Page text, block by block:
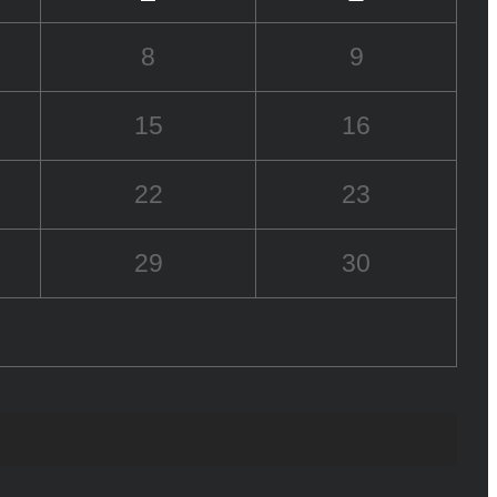
8 9
15 16
22 23
29 30